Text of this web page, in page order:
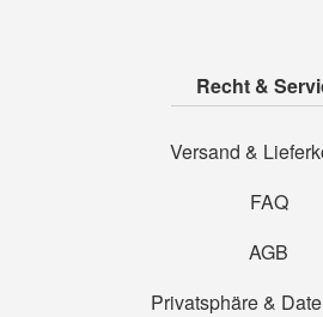
Recht &
Versand &
FAQ
AGB
Privatsphäre &